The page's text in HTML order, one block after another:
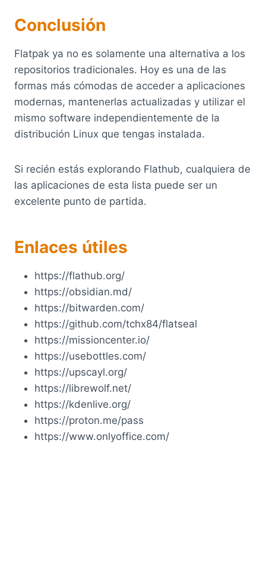
Conclusión
Flatpak ya no es solamente una alternativa a los
repositorios tradicionales. Hoy es una de las
formas más cómodas de acceder a aplicaciones
modernas, mantenerlas actualizadas y utilizar el
mismo software independientemente de la
distribución Linux que tengas instalada.
Si recién estás explorando Flathub, cualquiera de
las aplicaciones de esta lista puede ser un
excelente punto de partida.
Enlaces útiles
https://flathub.org/
https://obsidian.md/
https://bitwarden.com/
https://github.com/tchx84/flatseal
https://missioncenter.io/
https://usebottles.com/
https://upscayl.org/
https://librewolf.net/
https://kdenlive.org/
https://proton.me/pass
https://www.onlyoffice.com/